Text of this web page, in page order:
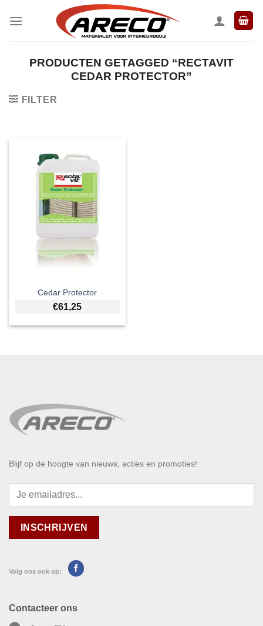
naar
PRODUCTEN GETAGGED “RECTAVIT
CEDAR PROTECTOR”
FILTER
Cedar Protector
€61,25
Blijf op de hoogte van nieuws, acties en promoties!
Volg ons ook op:
Contacteer ons